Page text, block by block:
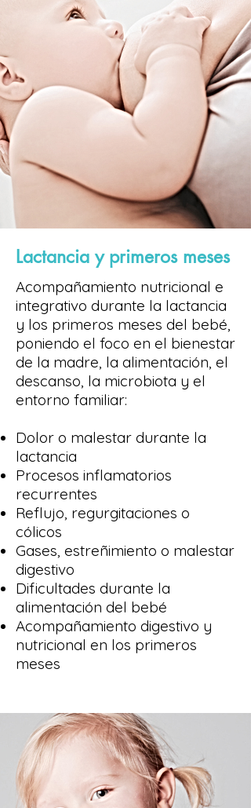
Lactancia y primeros meses
Acompañamiento nutricional e
integrativo durante la lactancia
y los primeros meses del bebé,
poniendo el foco en el bienestar
de la madre, la alimentación, el
descanso, la microbiota y el
entorno familiar:
Dolor o malestar durante la
lactancia
Procesos inflamatorios
recurrentes
Reflujo, regurgitaciones o
cólicos
Gases, estreñimiento o malestar
digestivo
Dificultades durante la
alimentación del bebé
Acompañamiento digestivo y
nutricional en los primeros
meses